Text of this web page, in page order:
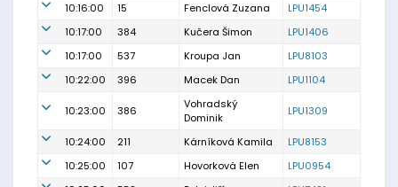
10:16:00
15 Fenclová Zuzana
LPU1454
10:17:00
384 Kučera Šimon
LPU1406
10:17:00
537 Kroupa Jan
LPU8103
10:22:00
396 Macek Dan LPU1104
10:23:00 386
Vohradský
Dominik
LPU1309
10:24:00 211 Kárníková Kamila
LPU8153
10:25:00
107 Hovorková Elen
LPU0954